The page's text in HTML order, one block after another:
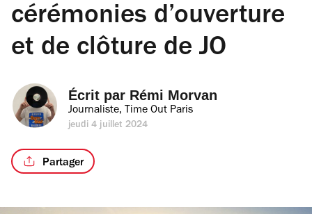
cérémonies d’ouverture
et de clôture de JO
Écrit par Rémi Morvan
Journaliste, Time Out Paris
jeudi 4 juillet 2024
Partager